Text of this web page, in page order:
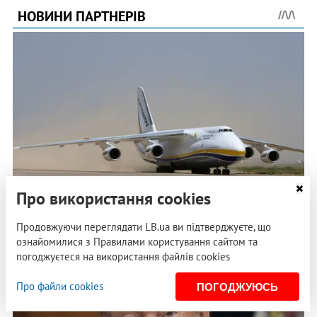
Про використання cookies
Продовжуючи переглядати LB.ua ви підтверджуєте, що
ознайомилися з Правилами користування сайтом та
погоджуєтеся на використання файлів cookies
Про файли cookies ПОГОДЖУЮСЬ